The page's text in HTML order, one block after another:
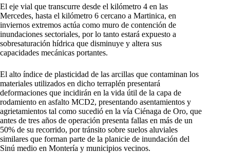
El eje vial que transcurre desde el kilómetro 4 en las
Mercedes, hasta el kilómetro 6 cercano a Martinica, en
inviernos extremos actúa como muro de contención de
inundaciones sectoriales, por lo tanto estará expuesto a
sobresaturación hídrica que disminuye y altera sus
capacidades mecánicas portantes.
El alto índice de plasticidad de las arcillas que contaminan los
materiales utilizados en dicho terraplén presentará
deformaciones que incidirán en la vida útil de la capa de
rodamiento en asfalto MCD2, presentando asentamientos y
agrietamientos tal como sucedió en la vía Ciénaga de Oro, que
antes de tres años de operación presenta fallas en más de un
50% de su recorrido, por tránsito sobre suelos aluviales
similares que forman parte de la planicie de inundación del
Sinú medio en Montería y municipios vecinos.